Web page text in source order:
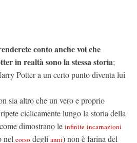
conto anche voi che
in realtà sono la stessa storia;
Potter a un certo punto diventa lui
sia altro che un vero e proprio
ciclicamente lungo la storia della
dimostrano le infinite incarnazioni
nel corso degli anni) non è farina del